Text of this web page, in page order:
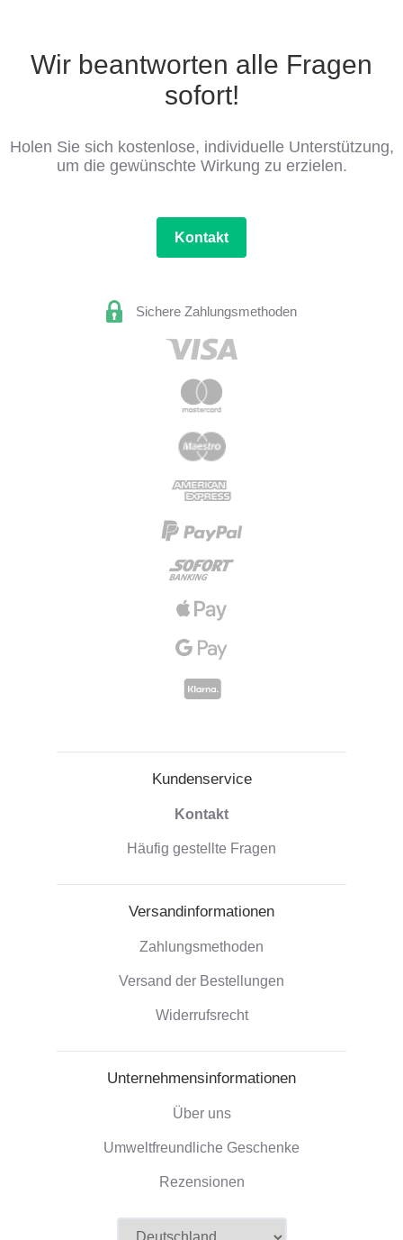
Wir beantworten alle Fragen
sofort!
Holen Sie sich kostenlose, individuelle Unterstützung,
um die gewünschte Wirkung zu erzielen.
Kontakt
Sichere Zahlungsmethoden
Kundenservice
Kontakt
Häufig gestellte Fragen
Versandinformationen
Zahlungsmethoden
Versand der Bestellungen
Widerrufsrecht
Unternehmensinformationen
Über uns
Umweltfreundliche Geschenke
Rezensionen